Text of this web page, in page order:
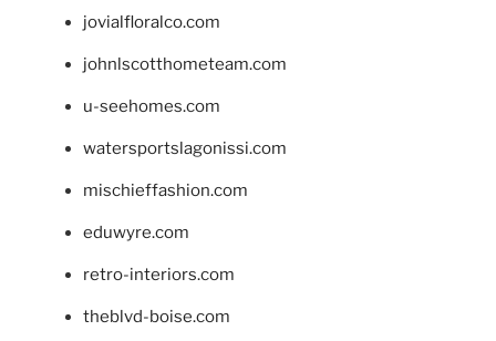
jovialfloralco.com
johnlscotthometeam.com
u-seehomes.com
watersportslagonissi.com
mischieffashion.com
eduwyre.com
retro-interiors.com
theblvd-boise.com